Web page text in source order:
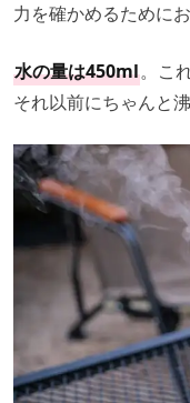
力を確かめるために
水の量は450ml。こ
それ以前にちゃんと